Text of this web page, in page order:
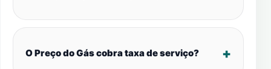
O Preço do Gás cobra taxa de serviço?